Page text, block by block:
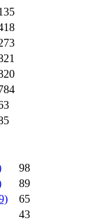
98
89
65
43